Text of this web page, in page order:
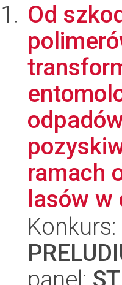
Od
ramach
lasów w
Konkurs:
panel: